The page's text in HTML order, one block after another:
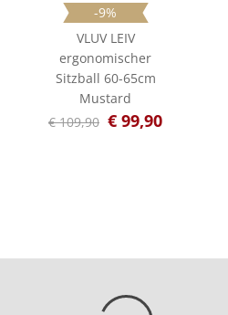
-9%
VLUV LEIV
ergonomischer
Sitzball 60-65cm
Mustard
€ 109,90 € 99,90